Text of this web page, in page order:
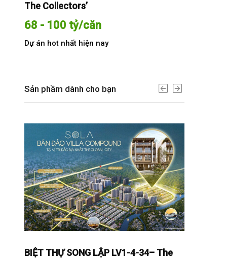
The Collectors’
68 - 100 tỷ/căn
Dự án hot nhất hiện nay
Sản phầm dành cho bạn
BIỆT THỰ SONG LẬP LV1-4-34– The